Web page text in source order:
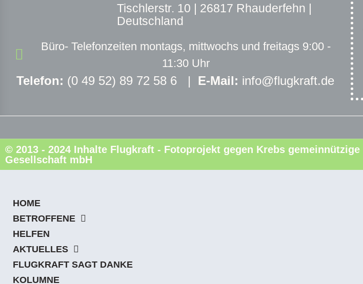
Tischlerstr. 10 | 26817 Rhauderfehn |
Deutschland
Büro- Telefonzeiten montags, mittwochs und freitags 9:00 -
11:30 Uhr
Telefon: (0 49 52) 89 72 58 6 | E-Mail: info@flugkraft.de
© 2013 - 2024 Inhalte Flugkraft - Fotoprojekt gegen Krebs gemeinnützige
Gesellschaft mbH
HOME
BETROFFENE
HELFEN
AKTUELLES
FLUGKRAFT SAGT DANKE
KOLUMNE